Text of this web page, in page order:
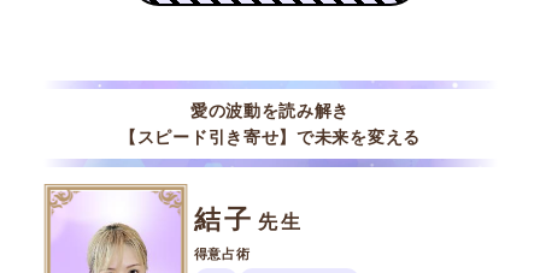
愛の波動を読み解き
【スピード引き寄せ】で未来を変える
結子 先生
得意占術